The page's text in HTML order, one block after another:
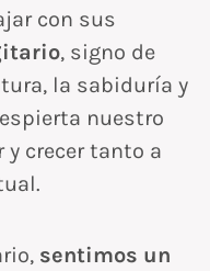
con sus
, signo de
la sabiduría y
nuestro
y crecer tanto a
sentimos un